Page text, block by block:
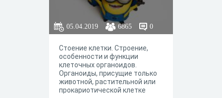
05.04.2019 6865 0
Стоение клетки. Строение,
особенности и функции
клеточных органоидов.
Органоиды, присущие только
животной, растительной или
прокариотической клетке